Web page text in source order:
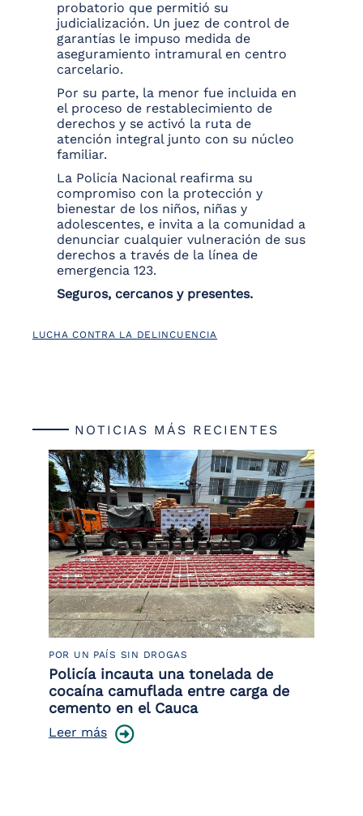
probatorio que permitió su
judicialización. Un juez de control de
garantías le impuso medida de
aseguramiento intramural en centro
carcelario.
Por su parte, la menor fue incluida en
el proceso de restablecimiento de
derechos y se activó la ruta de
atención integral junto con su núcleo
familiar.
La Policía Nacional reafirma su
compromiso con la protección y
bienestar de los niños, niñas y
adolescentes, e invita a la comunidad a
denunciar cualquier vulneración de sus
derechos a través de la línea de
emergencia 123.
Seguros, cercanos y presentes.
LUCHA CONTRA LA DELINCUENCIA
NOTICIAS MÁS RECIENTES
POR UN PAÍS SIN DROGAS
Policía incauta una tonelada de
cocaína camuflada entre carga de
cemento en el Cauca
Leer más